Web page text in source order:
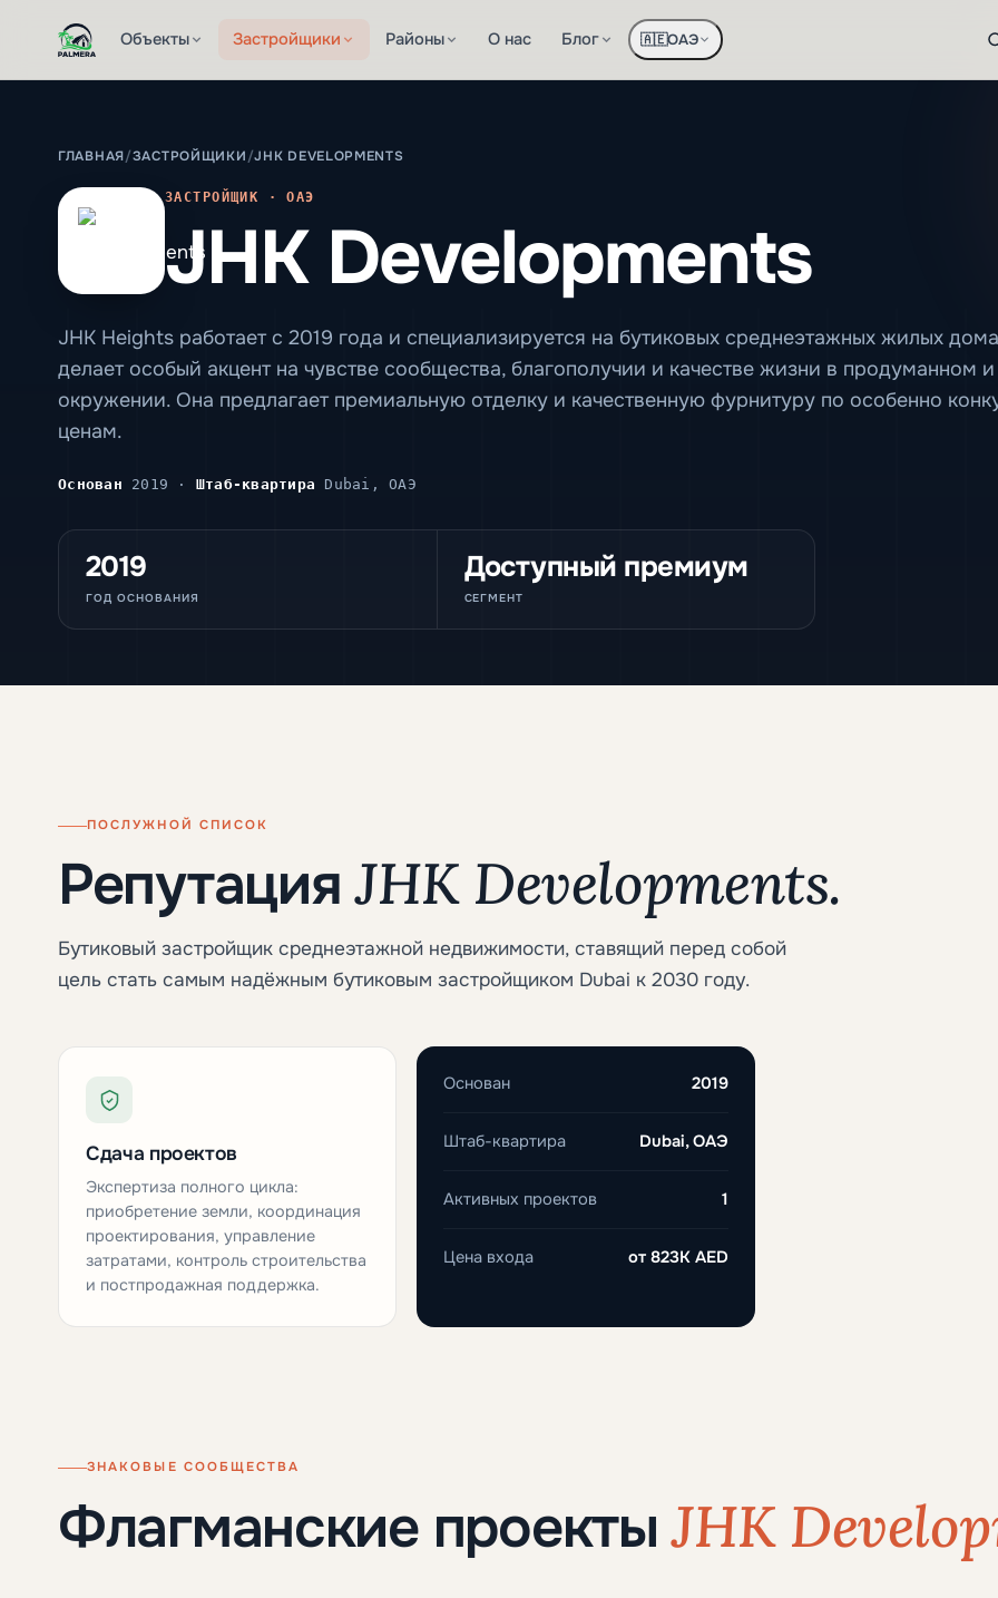
Объекты Застройщики Районы О нас Блог 🇦🇪ОАЭ
ГЛАВНАЯ/ЗАСТРОЙЩИКИ /JHK DEVELOPMENTS
ЗАСТРОЙЩИК · ОАЭ
JHK Developments
JHK Heights работает с 2019 года и специализируется на бутиковых среднеэтажных жилых
делает особый акцент на чувстве сообщества, благополучии и качестве жизни в продуманном
окружении. Она предлагает премиальную отделку и качественную фурнитуру по особенно
ценам.
Основан 2019 · Штаб-квартира Dubai, ОАЭ
2019
ГОД ОСНОВАНИЯ
Доступный премиум
СЕГМЕНТ
ПОСЛУЖНОЙ СПИСОК
РепутацияJHK Developments.
Бутиковый застройщик среднеэтажной недвижимости, ставящий перед собой
цель стать самым надёжным бутиковым застройщиком Dubai к 2030 году.
Сдача проектов
Экспертиза полного цикла:
приобретение земли, координация
проектирования, управление
затратами, контроль строительства
и постпродажная поддержка.
Основан 2019
Штаб-квартира Dubai, ОАЭ
Активных проектов 1
Цена входа от823K AED
ЗНАКОВЫЕ СООБЩЕСТВА
Флагманские проектыJHK